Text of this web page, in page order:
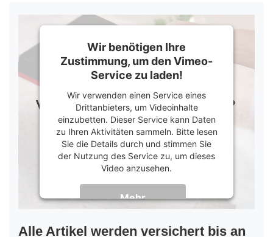
Wir benötigen Ihre
Zustimmung, um den Vimeo-
Service zu laden!
Wir verwenden einen Service eines
Drittanbieters, um Videoinhalte
einzubetten. Dieser Service kann Daten
zu Ihren Aktivitäten sammeln. Bitte lesen
Sie die Details durch und stimmen Sie
der Nutzung des Service zu, um dieses
Video anzusehen.
Mehr
Informationen
Akzeptieren
Alle Artikel werden versichert bis an